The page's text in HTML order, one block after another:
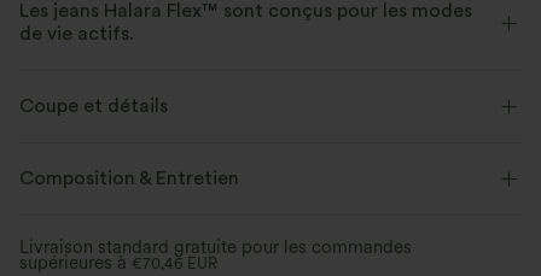
Les jeans Halara Flex™ sont conçus pour les modes
de vie actifs.
sport, le denim Halara Flex™ vous offre l'extensibilité et la douceur vous
permettant de bouger librement.
Extensible dans les 4 sens
Aussi confortable qu’un legging Tissu léger
Coupe et détails
Taille plate Décontracté
Composition & Entretien
Livraison standard gratuite pour les commandes
supérieures à €70,46 EUR